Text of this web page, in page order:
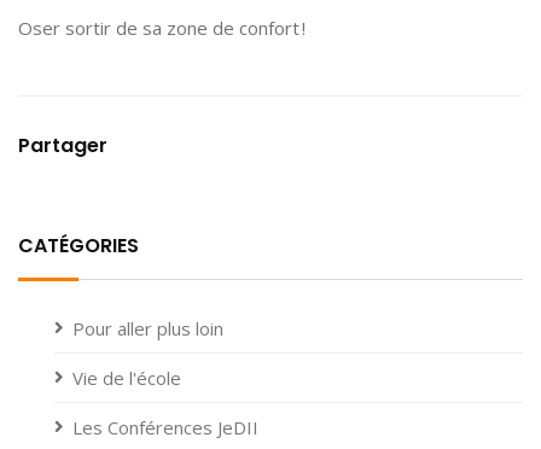
Oser sortir de sa zone de confort !
Partager
CATÉGORIES
Pour aller plus loin
Vie de l'école
Les Conférences JeDII